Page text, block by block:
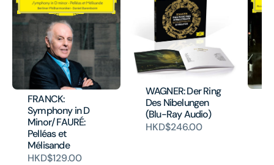
FRANCK:
Symphony in D
Minor/ FAURÉ:
Pelléas et
Mélisande
HKD$129.00
WAGNER: Der Ring
Des Nibelungen
(Blu-Ray Audio)
HKD$246.00